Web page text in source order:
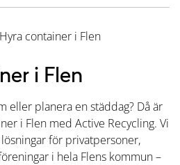
Hyra container i Flen
i Flen
eller planera en städdag? Då är
i Flen med Active Recycling. Vi
för privatpersoner,
i hela Flens kommun –